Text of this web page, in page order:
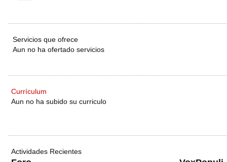
Servicios que ofrece
Aun no ha ofertado servicios
Currículum
Aun no ha subido su curriculo
Actividades Recientes